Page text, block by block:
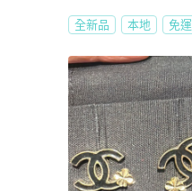
全新品 本地 免運